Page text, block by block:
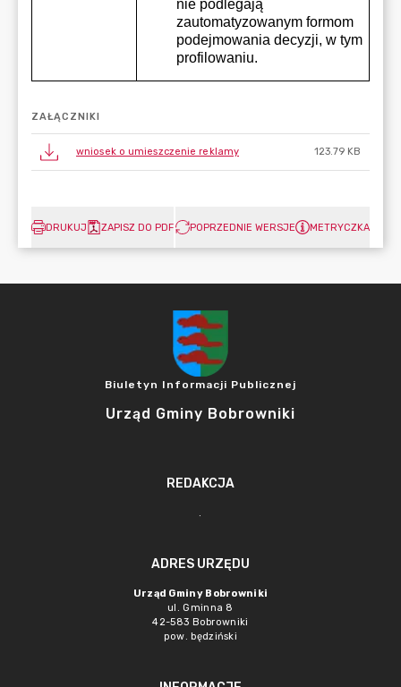
ZAŁĄCZNIKI
wniosek o umieszczenie reklamy 123.79 KB
DRUKUJ ZAPISZ DO PDF POPRZEDNIE WERSJE METRYCZKA
Biuletyn Informacji Publicznej
Urząd Gminy Bobrowniki
REDAKCJA
.
ADRES URZĘDU
Urząd Gminy Bobrowniki
ul. Gminna 8
42-583 Bobrowniki
pow. będziński